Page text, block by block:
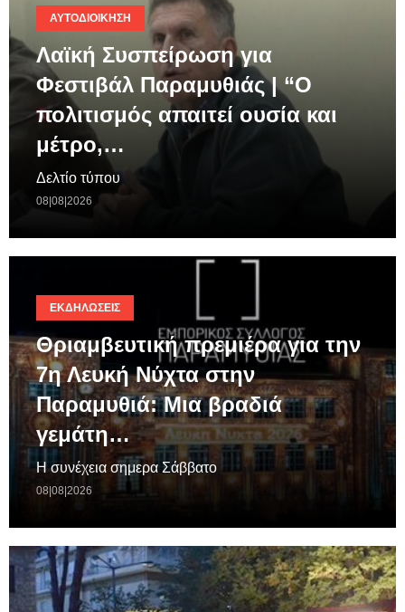
ΑΥΤΟΔΙΟΊΚΗΣΗ
Λαϊκή Συσπείρωση για
Φεστιβάλ Παραμυθιάς | “Ο
πολιτισμός απαιτεί ουσία και
μέτρο,…
Δελτίο τύπου
08|08|2026
ΕΚΔΗΛΏΣΕΙΣ
Θριαμβευτική πρεμιέρα για την
7η Λευκή Νύχτα στην
Παραμυθιά: Μια βραδιά
γεμάτη…
Η συνέχεια σημερα Σάββατο
08|08|2026